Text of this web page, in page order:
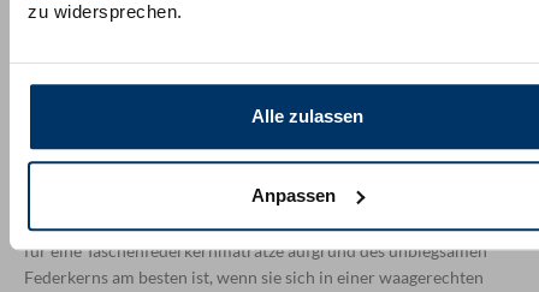
zu widersprechen.
Alle zulassen
Anpassen
transportieren als beispielsweise Kaltschaummatratzen: Der
nämlich nur vakuumiert geknickt oder zusammengerollt werden,
weil andernfalls die Federn beeinträchtigt werden könnten. Wir
raten Ihnen daher, einmal entpackte Taschenfederkernmatratzen
immer im Ganzen zu transportieren, um möglichen Schäden an
den Stahlfedern vorzubeugen.
Ähnliches gilt für verstellbare oder elektrische Lattenroste: Da es
für eine Taschenfederkernmatratze aufgrund des unbiegsamen
Federkerns am besten ist, wenn sie sich in einer waagerechten